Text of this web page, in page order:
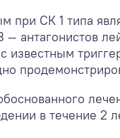
при СК 1 типа
антагонистов
с известным
в течение 2